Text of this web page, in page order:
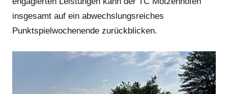
insgesamt auf ein abwechslungsreiches
Punktspielwochenende zurückblicken.